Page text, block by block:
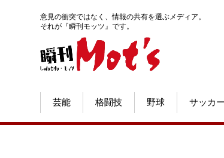
意見の衝突ではなく、情報の共有を選ぶメディア。
それが『瞬刊モッツ』です。
芸能 格闘技 野球 サッカー